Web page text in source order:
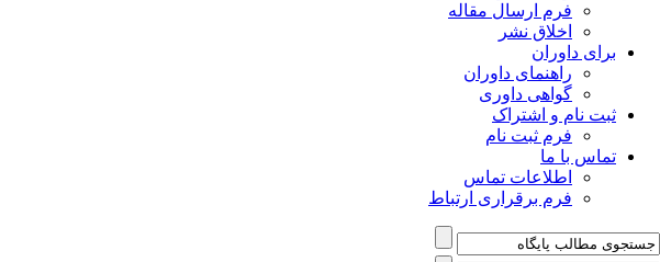
فرم ارسال مقاله
اخلاق نشر
برای داوران
راهنمای داوران
گواهی داوری
ثبت نام و اشتراک
فرم ثبت نام
تماس با ما
اطلاعات تماس
فرم برقراری ارتباط